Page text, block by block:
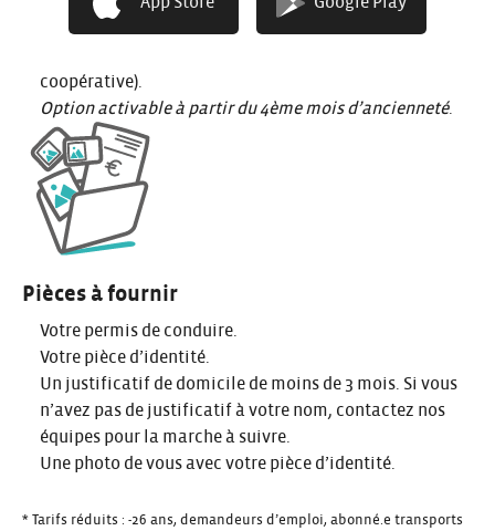
du choix du mode de facturation, restitué en fin de
coopérative).
Option activable à partir du 4ème mois d’ancienneté.
Pièces à fournir
Votre permis de conduire.
Votre pièce d’identité.
Un justificatif de domicile de moins de 3 mois. Si vous
n’avez pas de justificatif à votre nom, contactez nos
équipes pour la marche à suivre.
Une photo de vous avec votre pièce d’identité.
* Tarifs réduits : -26 ans, demandeurs d’emploi, abonné.e transports